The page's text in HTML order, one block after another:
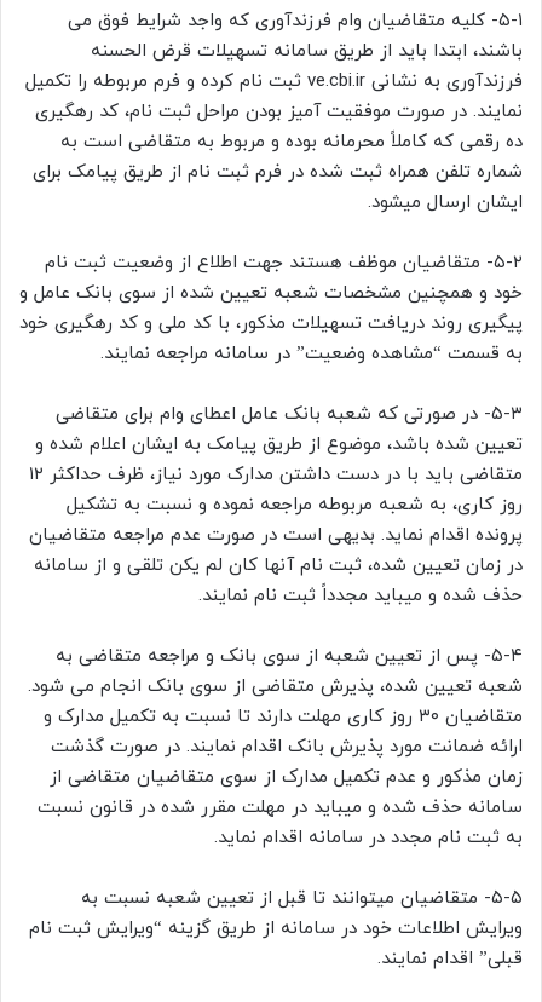
۵-۱- کلیه متقاضیان وام فرزندآوری که واجد شرایط فوق می
باشند، ابتدا باید از طریق سامانه تسهیلات قرض الحسنه
فرزندآوری به نشانی ve.cbi.ir ثبت نام کرده و فرم مربوطه را تکمیل
نمایند. در صورت موفقیت آمیز بودن مراحل ثبت نام، کد رهگیری
ده رقمی که کاملاً محرمانه بوده و مربوط به متقاضی است به
شماره تلفن همراه ثبت شده در فرم ثبت نام از طریق پیامک برای
ایشان ارسال میشود.
۵-۲- متقاضیان موظف هستند جهت اطلاع از وضعیت ثبت نام
خود و همچنین مشخصات شعبه تعیین شده از سوی بانک عامل و
پیگیری روند دریافت تسهیلات مذکور، با کد ملی و کد رهگیری خود
به قسمت “مشاهده وضعیت” در سامانه مراجعه نمایند.
۵-۳- در صورتی که شعبه بانک عامل اعطای وام برای متقاضی
تعیین شده باشد، موضوع از طریق پیامک به ایشان اعلام شده و
متقاضی باید با در دست داشتن مدارک مورد نیاز، ظرف حداکثر ۱۲
روز کاری، به شعبه مربوطه مراجعه نموده و نسبت به تشکیل
پرونده اقدام نماید. بدیهی است در صورت عدم مراجعه متقاضیان
در زمان تعیین شده، ثبت نام آنها کان لم یکن تلقی و از سامانه
حذف شده و میباید مجدداً ثبت نام نمایند.
۵-۴- پس از تعیین شعبه از سوی بانک و مراجعه متقاضی به
شعبه تعیین شده، پذیرش متقاضی از سوی بانک انجام می شود.
متقاضیان ۳۰ روز کاری مهلت دارند تا نسبت به تکمیل مدارک و
ارائه ضمانت مورد پذیرش بانک اقدام نمایند. در صورت گذشت
زمان مذکور و عدم تکمیل مدارک از سوی متقاضیان متقاضی از
سامانه حذف شده و میباید در مهلت مقرر شده در قانون نسبت
به ثبت نام مجدد در سامانه اقدام نماید.
۵-۵- متقاضیان میتوانند تا قبل از تعیین شعبه نسبت به
ویرایش اطلاعات خود در سامانه از طریق گزینه “ویرایش ثبت نام
قبلی” اقدام نمایند.